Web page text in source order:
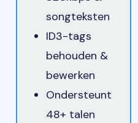
songteksten
ID3-tags
behouden &
bewerken
Ondersteunt
48+ talen